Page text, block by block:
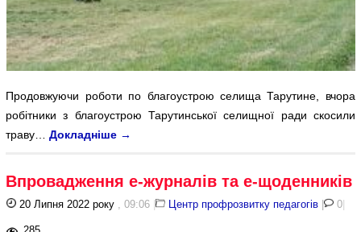
Продовжуючи роботи по благоустрою селища Тарутине, вчора
робітники з благоустрою Тарутинської селищної ради скосили
траву…Докладніше →
Впровадження е-журналів та е-щоденників
20 Липня 2022 року , 09:06 | Центр профрозвитку педагогів | 0